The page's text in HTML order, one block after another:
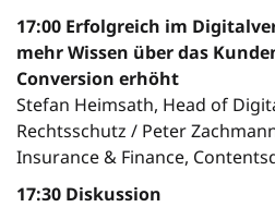
17:00 Erfolgreich im
mehr Wissen über das
Conversion erhöht
Stefan Heimsath, Head of
Rechtsschutz / Peter
Insurance & Finance,
17:30 Diskussion